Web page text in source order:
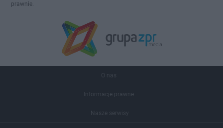
prawnie.
O nas
Informacje prawne
Nasze serwisy